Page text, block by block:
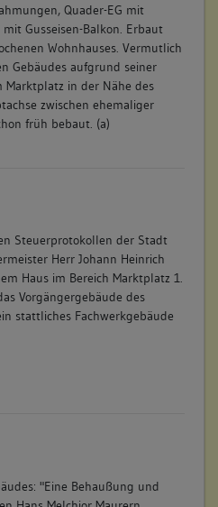
Quader-EG mit
Gusseisen-Balkon. Erbaut
Wohnhauses. Vermutlich
Gebäudes aufgrund seiner
Marktplatz in der Nähe des
zwischen ehemaliger
früh bebaut. (a)
Steuerprotokollen der Stadt
Herr Johann Heinrich
Haus im Bereich Marktplatz 1.
Vorgängergebäude des
stattliches Fachwerkgebäude
"Eine Behaußung und